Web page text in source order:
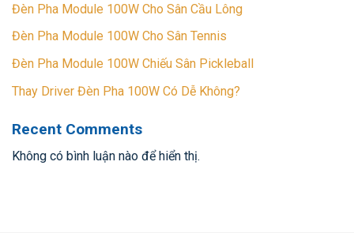
Đèn Pha Module 100W Cho Sân Cầu Lông
Đèn Pha Module 100W Cho Sân Tennis
Đèn Pha Module 100W Chiếu Sân Pickleball
Thay Driver Đèn Pha 100W Có Dễ Không?
Recent Comments
Không có bình luận nào để hiển thị.